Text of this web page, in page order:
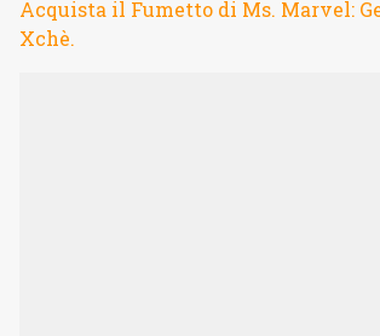
Acquista il Fumetto di Ms. Marvel:
Xchè.